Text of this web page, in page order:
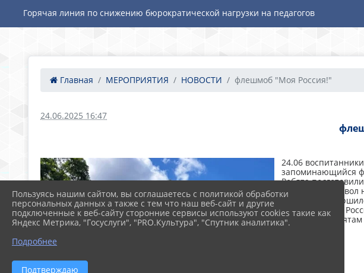
Горячая линия по снижению бюрократической нагрузки на педагогов
Главная МЕРОПРИЯТИЯ НОВОСТИ флешмоб "Моя Россия!"
24.06.2025 16:47
24.06
запоминающийся
Ребята
триколор – символ
Флешмоб
Флешмоб "Моя
и гордость
Пользуясь нашим сайтом, вы соглашаетесь с политикой обработки
персональных данных а также с тем что наш веб-сайт и другие
подключенные к веб-сайту сторонние сервисы используют cookies такие как
Яндекс Метрика, "Госуслуги", "PRO.Культура", "Спутник аналитика".
Подробнее
Подтверждаю